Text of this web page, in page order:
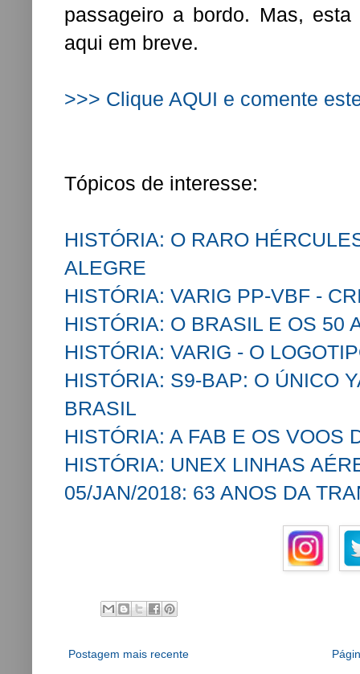
passageiro a bordo. Mas,
aqui em breve.
>>> Clique AQUI e comente
Tópicos de interesse:
HISTÓRIA: O RARO
ALEGRE
HISTÓRIA: VARIG PP-VBF -
HISTÓRIA: O BRASIL E OS 50
HISTÓRIA: VARIG - O
HISTÓRIA: S9-BAP: O ÚNICO
BRASIL
HISTÓRIA: A FAB E OS VOOS
HISTÓRIA: UNEX LINHAS
05/JAN/2018: 63 ANOS DA
Postagem mais recente